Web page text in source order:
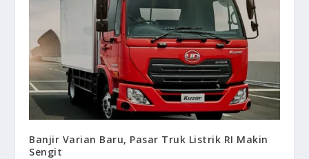
Banjir Varian Baru, Pasar Truk Listrik RI Makin
Sengit